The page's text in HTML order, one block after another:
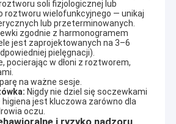
soli fizjologicznej lub
roztworu wielofunkcyjnego — unikaj
lub przeterminowanych.
zgodnie z harmonogramem
jest zaprojektowanych na 3–6
pielęgnacji).
pocierając w dłoni z roztworem,
na ważne sesje.
Nigdy nie dziel się soczewkami
jest kluczowa zarówno dla
oczu.